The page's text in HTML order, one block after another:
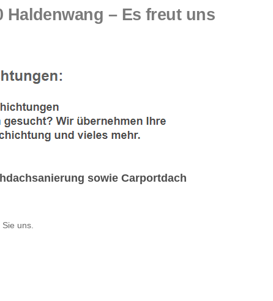
Haldenwang – Es freut uns
sowie Carportdach
uns.